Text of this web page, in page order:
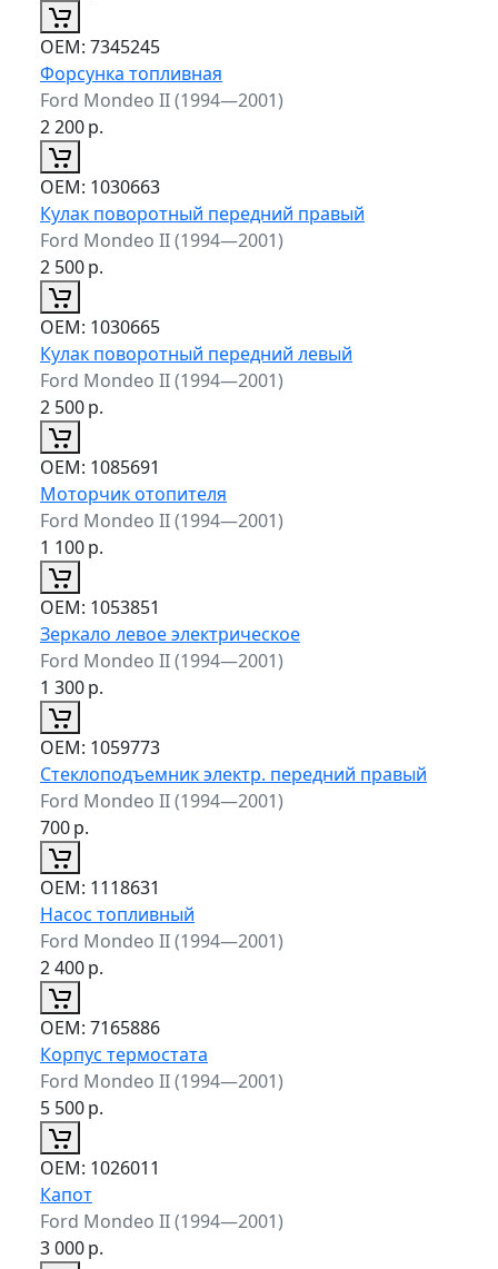
ОЕМ: 7345245
Форсунка топливная
Ford Mondeo II (1994—2001)
2 200р.
ОЕМ: 1030663
Кулак поворотный передний правый
Ford Mondeo II (1994—2001)
2 500р.
ОЕМ: 1030665
Кулак поворотный передний левый
Ford Mondeo II (1994—2001)
2 500р.
ОЕМ: 1085691
Моторчик отопителя
Ford Mondeo II (1994—2001)
1 100р.
ОЕМ: 1053851
Зеркало левое электрическое
Ford Mondeo II (1994—2001)
1 300р.
ОЕМ: 1059773
Стеклоподъемник электр. передний правый
Ford Mondeo II (1994—2001)
700р.
ОЕМ: 1118631
Насос топливный
Ford Mondeo II (1994—2001)
2 400р.
ОЕМ: 7165886
Корпус термостата
Ford Mondeo II (1994—2001)
5 500р.
ОЕМ: 1026011
Капот
Ford Mondeo II (1994—2001)
3 000р.